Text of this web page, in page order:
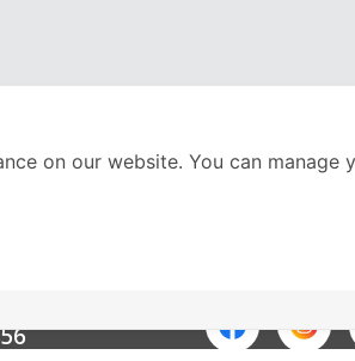
on our website. You can manage